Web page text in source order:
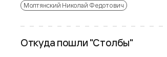
Молтянский Николай Федотович
Откуда пошли "Столбы"